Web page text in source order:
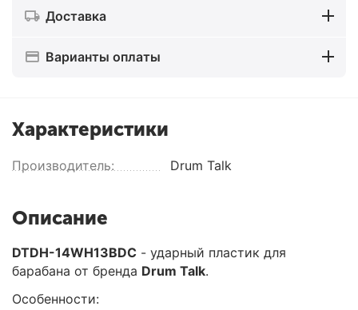
Доставка
Варианты оплаты
Характеристики
Производитель: Drum Talk
Описание
DTDH-14WH13BDC - ударный пластик для
барабана от бренда Drum Talk.
Особенности: